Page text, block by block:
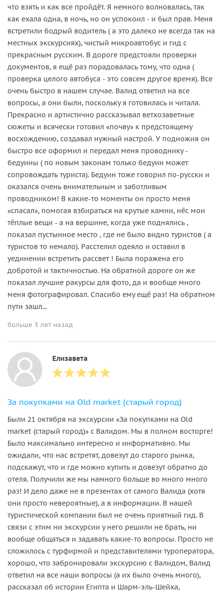
что взять и как все пройдёт. Я немного волновалась, так
как ехала одна, в ночь, но он успокоил - и был прав. Меня
встретили бодрый водитель ( а это далеко не всегда так на
местных экскурсиях), чистый микроавтобус и гид с
прекрасным русским. В дороге предстояли проверки
документов, я ещё раз порадовалась тому, что одна (
проверка целого автобуса - это совсем другое время). Все
очень быстро в нашем случае. Валид ответил на все
вопросы, а они были, поскольку я готовилась и читала.
Прекрасно и артистично рассказывал ветхозаветные
сюжеты и всячески готовил «почву» к предстоящему
восхождению, создавал нужный настрой. У подножия он
быстро все оформил и передал меня проводнику -
бедуины ( по новым законам только бедуин может
сопровождать туриста). Бедуин тоже говорил по-русски и
оказался очень внимательным и заботливым
проводником! В какие-то моменты он просто меня
«спасал», помогая взбираться на крутые камни, нёс мои
тёплые вещи - а на вершине, когда уже поднялись ,
показал пустынное место , где не было видно туристов ( а
туристов то немало). Расстелил одеяло и оставил в
уединении встретить рассвет ! Была поражена его
добротой и тактичностью. На обратной дороге он же
показал лучшие ракурсы для фото, да и вообще много
меня фотографировал. Спасибо ему ещё раз! На обратном
пути зашл...
больше 3 лет назад
Елизавета
За покупками на Old market (старый город)
Были 21 октября на экскурсии «За покупками на Old
market (старый город)» с Валидом. Мы в полном восторге!
Было максимально интересно и информативно. Мы
ожидали, что нас встретят, довезут до старого рынка,
подскажут, что и где можно купить и довезут обратно до
отеля. Получили же мы намного больше во много много
раз! И дело даже не в презентах от самого Валида (хотя
они просто невероятные), а в информации. В нашей
туристической компании был не очень приятный гид. В
связи с этим ни экскурсии у него решили не брать, ни
вообще общаться и задавать какие-то вопросы. Просто не
сложилось с турфирмой и представителями туроператора,
хорошо, что забронировали экскурсию с Валидом, Валид
ответил на все наши вопросы (а их было очень много),
рассказал об истории Египта и Шарм-эль-Шейха,